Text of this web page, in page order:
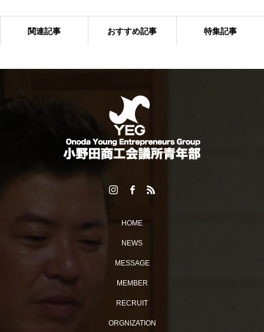
多くの来場者でにぎわった「おのだ七夕まつり」開催！
【おのだ七夕まつり2026】ケント・モリが小野田にやっ
関連記事 おすすめ記事 特集記事
HOME
NEWS
MESSAGE
MEMBER
RECRUIT
ORGNIZATION